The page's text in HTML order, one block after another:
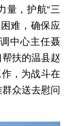
量，护航“三
难，确保应
中心主任聂
扶的温县赵
，为战斗在
众送去慰问